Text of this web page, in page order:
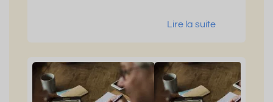
Lire la suite